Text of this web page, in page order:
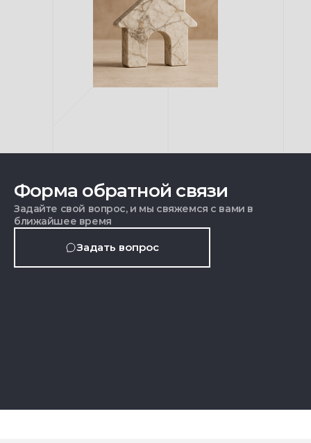
Форма обратной связи
Задайте свой вопрос, и мы свяжемся с вами в
ближайшее время
Задать вопрос